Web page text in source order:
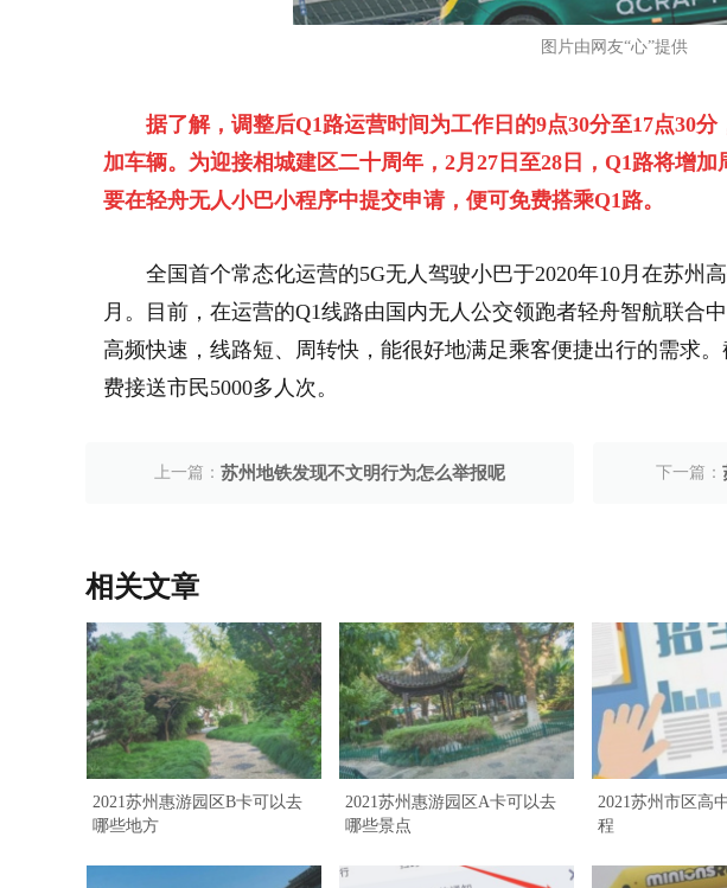
图片由网友“心”提供
据了解，调整后Q1路运营时间为工作日的9点30分至17点30
加车辆。为迎接相城建区二十周年，2月27日至28日，Q1路将增
要在轻舟无人小巴小程序中提交申请，便可免费搭乘Q1路。
全国首个常态化运营的5G无人驾驶小巴于2020年10月在苏州
月。目前，在运营的Q1线路由国内无人公交领跑者轻舟智航联合
高频快速，线路短、周转快，能很好地满足乘客便捷出行的需求
费接送市民5000多人次。
上一篇： 苏州地铁发现不文明行为怎么举报呢 下一篇：
相关文章
2021苏州惠游园区B卡可以去
哪些地方
2021苏州惠游园区A卡可以去
哪些景点
2021苏州市区高
程